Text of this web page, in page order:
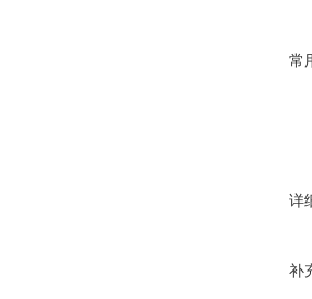
常
详
补